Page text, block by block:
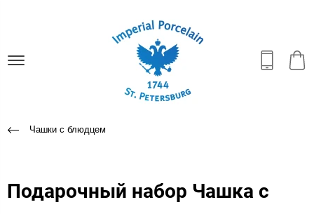
Чашки с блюдцем
Подарочный набор Чашка с